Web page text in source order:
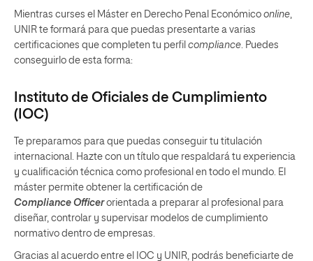
Mientras curses el Máster en Derecho Penal Económico online,
UNIR te formará para que puedas presentarte a varias
certificaciones que completen tu perfil compliance. Puedes
conseguirlo de esta forma:
Instituto de Oficiales de Cumplimiento
(IOC)
Te preparamos para que puedas conseguir tu titulación
internacional. Hazte con un título que respaldará tu experiencia
y cualificación técnica como profesional en todo el mundo. El
máster permite obtener la certificación de
Compliance Officerorientada a preparar al profesional para
diseñar, controlar y supervisar modelos de cumplimiento
normativo dentro de empresas.
Gracias al acuerdo entre el IOC y UNIR, podrás beneficiarte de